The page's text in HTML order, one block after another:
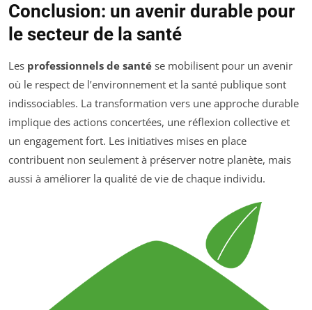
Conclusion: un avenir durable pour
le secteur de la santé
Les professionnels de santé se mobilisent pour un avenir
où le respect de l’environnement et la santé publique sont
indissociables. La transformation vers une approche durable
implique des actions concertées, une réflexion collective et
un engagement fort. Les initiatives mises en place
contribuent non seulement à préserver notre planète, mais
aussi à améliorer la qualité de vie de chaque individu.